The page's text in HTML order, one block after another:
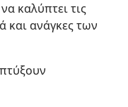
καλύπτει τις
και ανάγκες των